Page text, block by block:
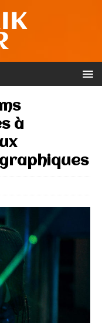
à